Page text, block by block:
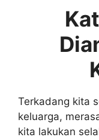
Terkadang kita
keluarga,
kita lakukan